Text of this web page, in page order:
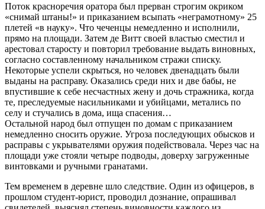
Поток красноречия оратора был прерван строгим окриком
«снимай штаны!» и приказанием всыпать «неграмотному» 25
плетей «в науку». Что чеченцы немедленно и исполнили,
прямо на площади. Затем де Витт своей властью сместил и
арестовал старосту и повторил требование выдать виновных,
согласно составленному начальником стражи списку.
Некоторые успели скрыться, но человек двенадцать были
выданы на расправу. Оказались среди них и две бабы, не
впустившие к себе несчастных жену и дочь стражника, когда
те, преследуемые насильниками и убийцами, метались по
селу и стучались в дома, ища спасения…
Остальной народ был отпущен по домам с приказанием
немедленно сносить оружие. Угроза последующих обысков и
расправы с укрывателями оружия подействовала. Через час на
площади уже стояли четыре подводы, доверху загруженные
винтовками и ручными гранатами.
Тем временем в деревне шло следствие. Один из офицеров, в
прошлом студент-юрист, проводил дознание, опрашивал